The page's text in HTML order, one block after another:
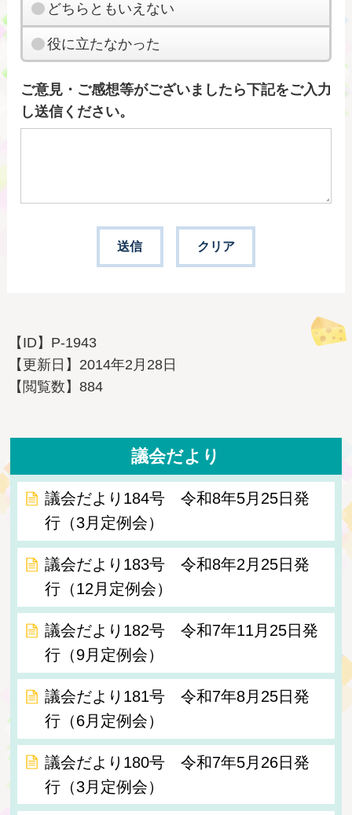
どちらともいえない
役に立たなかった
ご意見・ご感想等がございましたら下記をご入力
し送信ください。
【ID】 P-1943
【更新日】 2014年2月28日
【閲覧数】884
議会だより
議会だより184号 令和8年5月25日発
行（3月定例会）
議会だより183号 令和8年2月25日発
行（12月定例会）
議会だより182号 令和7年11月25日発
行（9月定例会）
議会だより181号 令和7年8月25日発
行（6月定例会）
議会だより180号 令和7年5月26日発
行（3月定例会）